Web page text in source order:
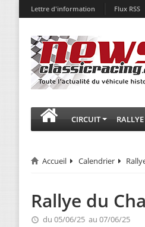
Lettre d'information Flux RSS
CIRCUIT RALLYE
Accueil Calendrier
Rallye du
du 05/06/25 au 07/06/25